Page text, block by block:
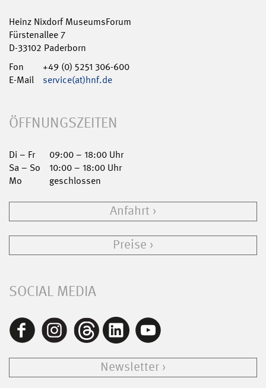
Heinz Nixdorf MuseumsForum
Fürstenallee 7
D-33102 Paderborn
Fon
+49 (0) 5251 306-600
E-Mail
service(at)hnf.de
ÖFFNUNGSZEITEN
Di – Fr
09:00 – 18:00 Uhr
Sa – So
10:00 – 18:00 Uhr
Mo
geschlossen
Anfahrt
Preise
SOCIAL MEDIA
Newsletter